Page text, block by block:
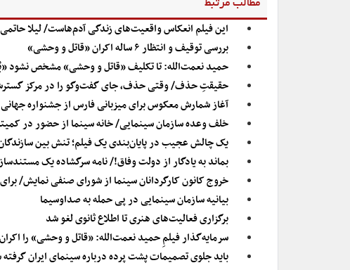
مطالب مرتبط
این فیلم انعکاس واقعیت‌های زندگی آدم‌هاست/ لیلا
بررسی توقیف و انتظار ۶ ساله اکران «قاتل و وحشی»
حمید نعمت‌الله: تا تکلیف «قاتل و وحشی» مشخص نشود
حقیقتِ حذف/ وقتی حذف، جای گفت‌وگو را در مرکز
آغاز شمارش معکوس برای میزبانی فارس از جشنواره
خلف وعده سازمان سینمایی/ خانه سینما از حضور در
یک چالش عجیب در پایان‌بندی یک فیلم؛ تنش بین
بماند به یادگار از دولت وفاق!/ نامه سرگشاده یک
خروج کانون کارگردانان سینما از شورای صنفی نمایش/ برای
بیانیه سازمان سینمایی در پی حمله به صداوسیما
برگزاری فعالیت‌های هنری تا اطلاع ثانوی لغو شد
سرمایه‌گذار فیلمِ حمید نعمت‌الله: «قاتل و وحشی» را
باید جلوی تصمیمات پشت پرده درباره سینمای ایران